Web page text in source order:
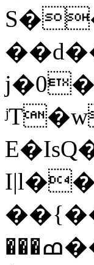
���ߘ��=��~�� O���*�����Z�